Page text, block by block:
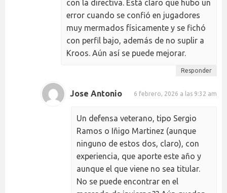
con la directiva. Está claro que hubo un
error cuando se confió en jugadores
muy mermados físicamente y se fichó
con perfil bajo, además de no suplir a
Kroos. Aún así se puede mejorar.
Responder
Jose Antonio 6 febrero, 2026 a las 9:32 am
Un defensa veterano, tipo Sergio
Ramos o Iñigo Martinez (aunque
ninguno de estos dos, claro), con
experiencia, que aporte este año y
aunque el que viene no sea titular.
No se puede encontrar en el